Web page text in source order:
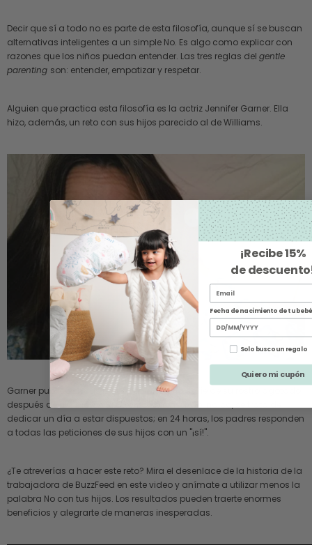
Decir que sí a todo no es parte de esta filosofía, aunque sí se buscan
alternativas inteligentes a un simple No. Es algo como explicar con
razones que los niños puedan entender. Las tres reglas del gentle
parenting son: entender, empatizar y respetar.
Alguien que practica esta filosofía es la actriz Jennifer Garner. Ella
hizo, además, un reto con sus hijos parecido al de Williams.
Garner publicó en sus redes sociales una selfie de su rostro agotado
después de un "Día de Sí". Como el nombre lo indica, se trata de
dedicar un día a estar dispuestos; en 24 horas, los padres responden
a todas las peticiones de sus hijos con un "¡sí!".
¿Te atreverías a hacer este reto? Mira el desenlace de la historia de la
trabajadora de BuzzFeed en este video y anímate a utilizar menos la
palabra No con tus hijos. Los resultados pueden traerte enormes
beneficios y alegrarte de maneras inesperadas.
¡Recibe15%
de descuento
Fecha de nacimiento de tu bebé
Solo busco un regalo
Quiero mi cupón